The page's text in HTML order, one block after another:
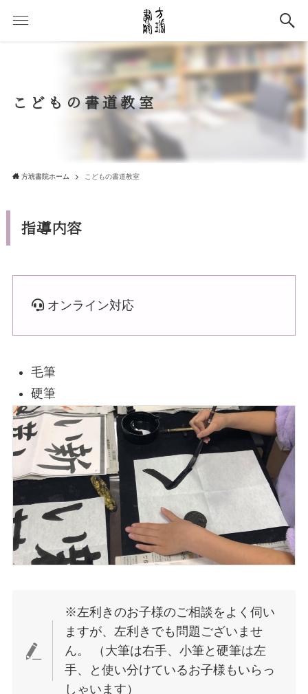
こどもの書道教室
方琥書院ホーム こどもの書道教室
指導内容
オンライン対応
毛筆
硬筆
※左利きのお子様のご相談をよく伺い
ますが、左利きでも問題ございませ
ん。 （大筆は右手、小筆と硬筆は左
手、と使い分けているお子様もいらっ
しゃいます）